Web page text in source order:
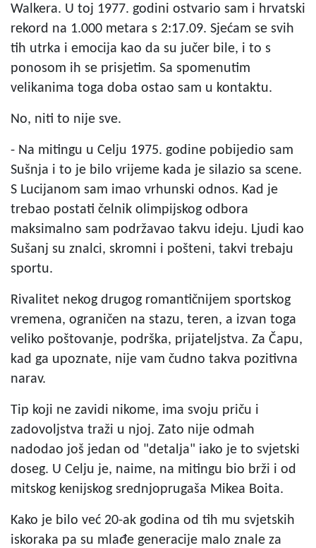
Walkera. U toj 1977. godini ostvario sam i hrvatski
rekord na 1.000 metara s 2:17.09. Sjećam se svih
tih utrka i emocija kao da su jučer bile, i to s
ponosom ih se prisjetim. Sa spomenutim
velikanima toga doba ostao sam u kontaktu.
No, niti to nije sve.
- Na mitingu u Celju 1975. godine pobijedio sam
Sušnja i to je bilo vrijeme kada je silazio sa scene.
S Lucijanom sam imao vrhunski odnos. Kad je
trebao postati čelnik olimpijskog odbora
maksimalno sam podržavao takvu ideju. Ljudi kao
Sušanj su znalci, skromni i pošteni, takvi trebaju
sportu.
Rivalitet nekog drugog romantičnijem sportskog
vremena, ograničen na stazu, teren, a izvan toga
veliko poštovanje, podrška, prijateljstva. Za Čapu,
kad ga upoznate, nije vam čudno takva pozitivna
narav.
Tip koji ne zavidi nikome, ima svoju priču i
zadovoljstva traži u njoj. Zato nije odmah
nadodao još jedan od "detalja" iako je to svjetski
doseg. U Celju je, naime, na mitingu bio brži i od
mitskog kenijskog srednjoprugaša Mikea Boita.
Kako je bilo već 20-ak godina od tih mu svjetskih
iskoraka pa su mlađe generacije malo znale za